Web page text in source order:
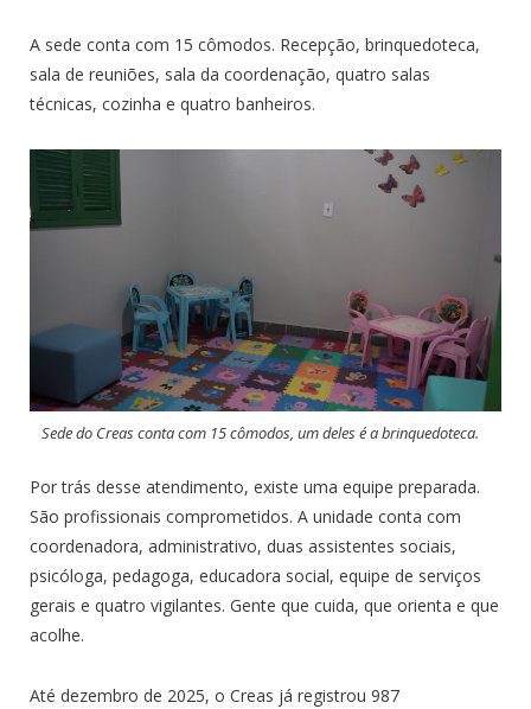
A sede conta com 15 cômodos. Recepção, brinquedoteca,
sala de reuniões, sala da coordenação, quatro salas
técnicas, cozinha e quatro banheiros.
Sede do Creas conta com 15 cômodos, um deles é a brinquedoteca.
Por trás desse atendimento, existe uma equipe preparada.
São profissionais comprometidos. A unidade conta com
coordenadora, administrativo, duas assistentes sociais,
psicóloga, pedagoga, educadora social, equipe de serviços
gerais e quatro vigilantes. Gente que cuida, que orienta e que
acolhe.
Até dezembro de 2025, o Creas já registrou 987